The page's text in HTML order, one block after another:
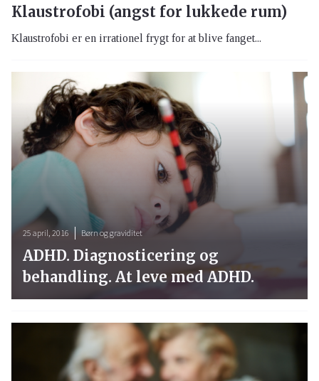
Klaustrofobi (angst for lukkede rum)
Klaustrofobi er en irrationel frygt for at blive fanget...
25 april, 2016 Børn og graviditet
ADHD. Diagnosticering og
behandling. At leve med ADHD.